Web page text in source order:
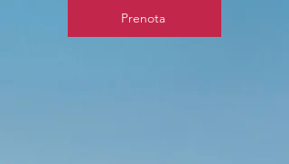
Prenota